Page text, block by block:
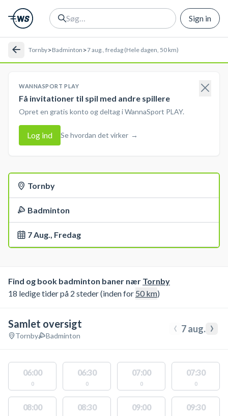
Sign in
Tornby>Badminton >7 aug., fredag (Hele dagen, 50 km)
WANNASPORT PLAY
Få invitationer til spil med andre spillere
Opret en gratis konto og deltag i WannaSport PLAY.
Log ind Se hvordan det virker →
Tornby
Badminton
7 Aug., Fredag
Find og book badminton baner nær Tornby
18 ledige tider på 2 steder (inden for 50km)
Samlet oversigt
Tornby Badminton ‹ 7 aug. ›
06:00
0
06:30
0
07:00
0
07:30
0
08:00 08:30 09:00 09:30